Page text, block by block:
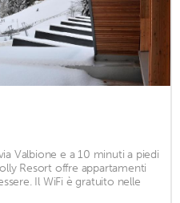
Valbione e a 10 minuti a piedi
Resort offre appartamenti
Il WiFi è gratuito nelle